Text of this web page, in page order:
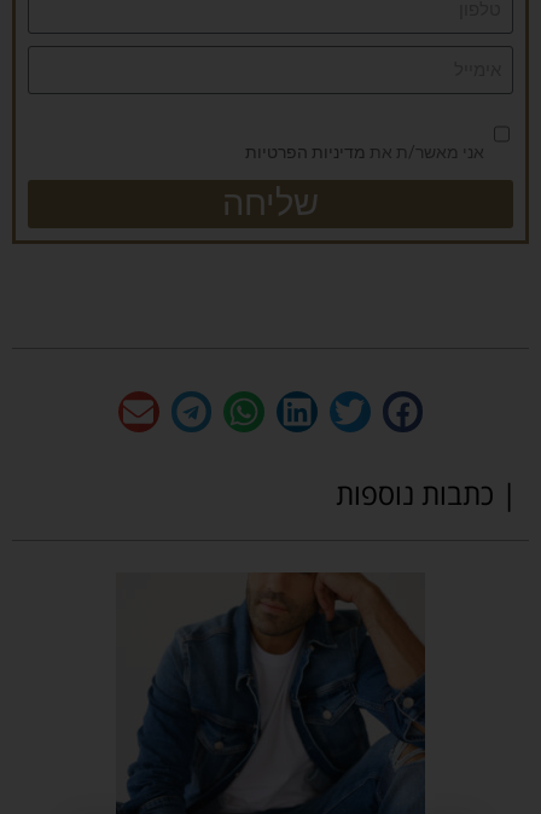
אני מאשר/ת את מדיניות הפרטיות
שליחה
| כתבות נוספות